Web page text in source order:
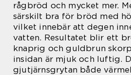
rågbröd och mycket mer.
särskilt bra för bröd med
vilket innebär att degen
vatten. Resultatet blir ett
knaprig och guldbrun
insidan är mjuk och luftig.
gjutjärnsgrytan både